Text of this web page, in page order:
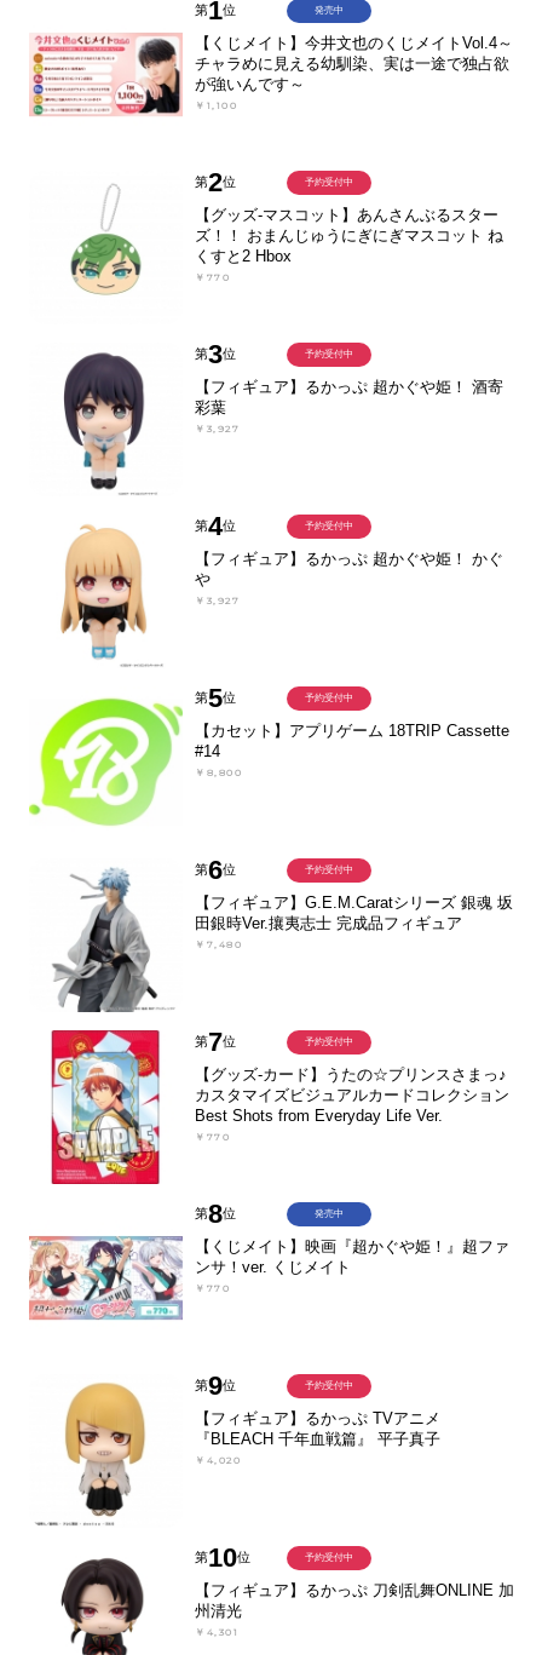
第1位
【くじメイト】今井文也のくじメイトVol.4～
チャラめに見える幼馴染、実は一途で独占欲
が強いんです～
￥1,100
発売中
第2位
【グッズ-マスコット】あんさんぶるスター
ズ！！ おまんじゅうにぎにぎマスコット ね
くすと2 Hbox
￥770
予約受付中
第3位
【フィギュア】るかっぷ 超かぐや姫！ 酒寄
彩葉
￥3,927
予約受付中
第4位
【フィギュア】るかっぷ 超かぐや姫！ かぐ
や
￥3,927
予約受付中
第5位
【カセット】アプリゲーム 18TRIP Cassette
#14
￥8,800
予約受付中
第6位
【フィギュア】G.E.M.Caratシリーズ 銀魂 坂
田銀時Ver.攘夷志士 完成品フィギュア
￥7,480
予約受付中
第7位
【グッズ-カード】うたの☆プリンスさまっ♪
カスタマイズビジュアルカードコレクション
Best Shots from Everyday Life Ver.
￥770
予約受付中
第8位
【くじメイト】映画『超かぐや姫！』超ファ
ンサ！ver. くじメイト
￥770
発売中
第9位
【フィギュア】るかっぷ TVアニメ
『BLEACH 千年血戦篇』 平子真子
￥4,020
予約受付中
第10位
【フィギュア】るかっぷ 刀剣乱舞ONLINE 加
州清光
￥4,301
予約受付中